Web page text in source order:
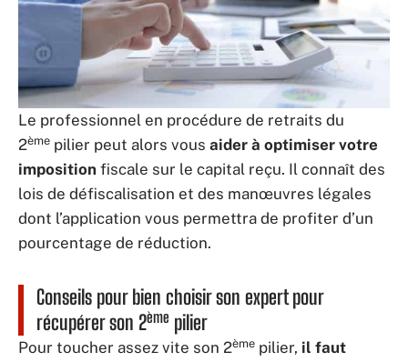
Le professionnel en procédure de retraits du
2ème pilier peut alors vous aider à optimiser votre
imposition fiscale sur le capital reçu. Il connaît des
lois de défiscalisation et des manœuvres légales
dont l’application vous permettra de profiter d’un
pourcentage de réduction.
Conseils pour bien choisir son expert pour
récupérer son 2ème pilier
Pour toucher assez vite son 2ème pilier, il faut